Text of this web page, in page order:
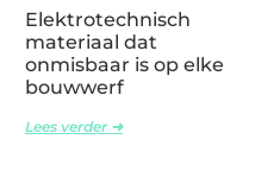
Elektrotechnisch
materiaal dat
onmisbaar is op elke
bouwwerf
Lees verder ➜